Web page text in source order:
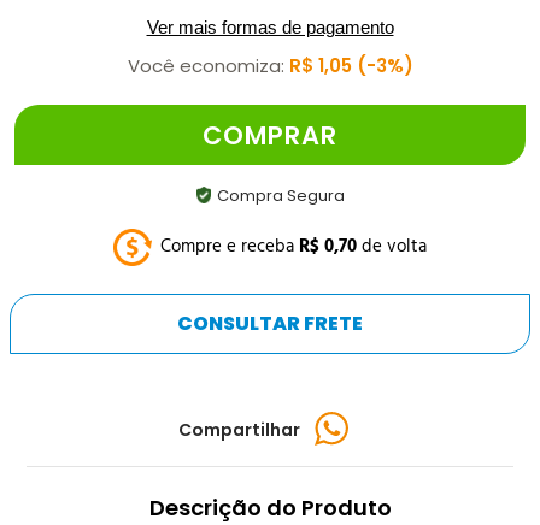
Ver mais formas de pagamento
Você economiza: R$ 1,05 3%
COMPRAR
Compra Segura
Compre e receba R$0,70de volta
CONSULTAR FRETE
Compartilhar
Descrição do Produto